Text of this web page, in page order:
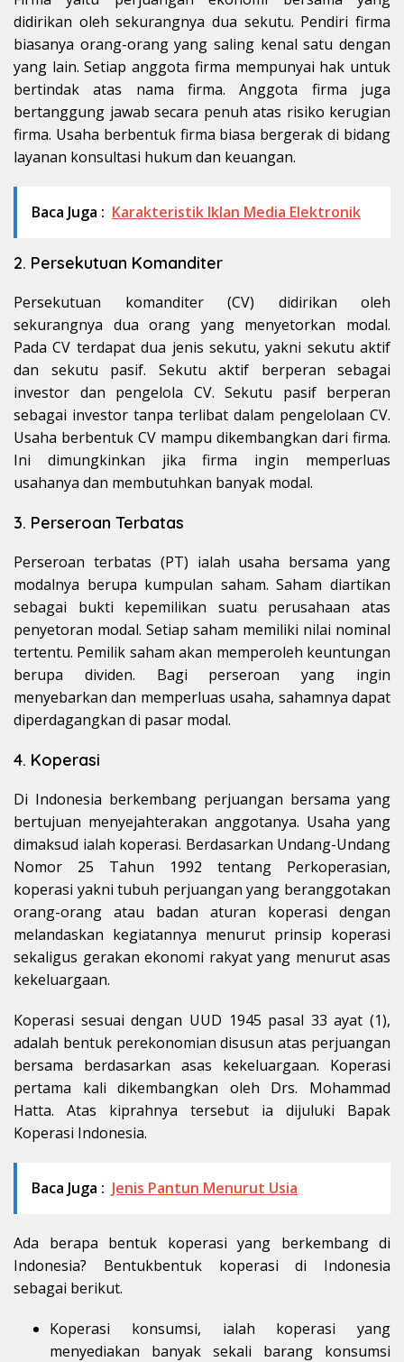
didirikan oleh sekurangnya dua sekutu. Pendiri firma
biasanya orang-orang yang saling kenal satu dengan
yang lain. Setiap anggota firma mempunyai hak untuk
bertindak atas nama firma. Anggota firma juga
bertanggung jawab secara penuh atas risiko kerugian
firma. Usaha berbentuk firma biasa bergerak di bidang
layanan konsultasi hukum dan keuangan.
Baca Juga : Karakteristik Iklan Media Elektronik
2. Persekutuan Komanditer
Persekutuan komanditer (CV) didirikan oleh
sekurangnya dua orang yang menyetorkan modal.
Pada CV terdapat dua jenis sekutu, yakni sekutu aktif
dan sekutu pasif. Sekutu aktif berperan sebagai
investor dan pengelola CV. Sekutu pasif berperan
sebagai investor tanpa terlibat dalam pengelolaan CV.
Usaha berbentuk CV mampu dikembangkan dari firma.
Ini dimungkinkan jika firma ingin memperluas
usahanya dan membutuhkan banyak modal.
3. Perseroan Terbatas
Perseroan terbatas (PT) ialah usaha bersama yang
modalnya berupa kumpulan saham. Saham diartikan
sebagai bukti kepemilikan suatu perusahaan atas
penyetoran modal. Setiap saham memiliki nilai nominal
tertentu. Pemilik saham akan memperoleh keuntungan
berupa dividen. Bagi perseroan yang ingin
menyebarkan dan memperluas usaha, sahamnya dapat
diperdagangkan di pasar modal.
4. Koperasi
Di Indonesia berkembang perjuangan bersama yang
bertujuan menyejahterakan anggotanya. Usaha yang
dimaksud ialah koperasi. Berdasarkan Undang-Undang
Nomor 25 Tahun 1992 tentang Perkoperasian,
koperasi yakni tubuh perjuangan yang beranggotakan
orang-orang atau badan aturan koperasi dengan
melandaskan kegiatannya menurut prinsip koperasi
sekaligus gerakan ekonomi rakyat yang menurut asas
kekeluargaan.
Koperasi sesuai dengan UUD 1945 pasal 33 ayat (1),
adalah bentuk perekonomian disusun atas perjuangan
bersama berdasarkan asas kekeluargaan. Koperasi
pertama kali dikembangkan oleh Drs. Mohammad
Hatta. Atas kiprahnya tersebut ia dijuluki Bapak
Koperasi Indonesia.
Baca Juga : Jenis Pantun Menurut Usia
Ada berapa bentuk koperasi yang berkembang di
Indonesia? Bentukbentuk koperasi di Indonesia
sebagai berikut.
Koperasi konsumsi, ialah koperasi yang
menyediakan banyak sekali barang konsumsi